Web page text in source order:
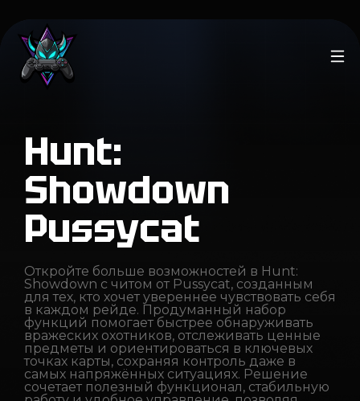
Hunt:
Showdown
Pussycat
Откройте больше возможностей в Hunt:
Showdown с читом от Pussycat, созданным
для тех, кто хочет увереннее чувствовать себя
в каждом рейде. Продуманный набор
функций помогает быстрее обнаруживать
вражеских охотников, отслеживать ценные
предметы и ориентироваться в ключевых
точках карты, сохраняя контроль даже в
самых напряжённых ситуациях. Решение
сочетает полезный функционал, стабильную